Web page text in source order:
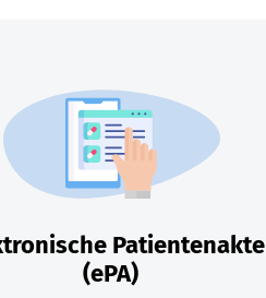
Patientenakte
(ePA)